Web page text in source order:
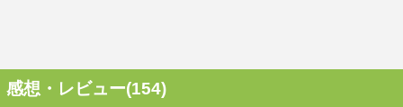
感想・レビュー(154)